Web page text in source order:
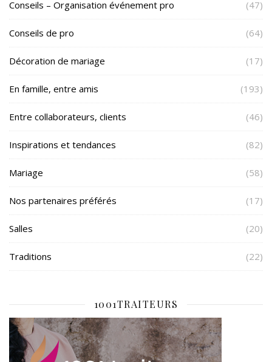
Conseils – Organisation événement pro (47)
Conseils de pro (64)
Décoration de mariage (17)
En famille, entre amis (193)
Entre collaborateurs, clients (46)
Inspirations et tendances (82)
Mariage (58)
Nos partenaires préférés (17)
Salles (20)
Traditions (22)
1001TRAITEURS